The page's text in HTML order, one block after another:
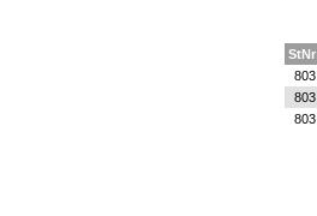
StNr
803
803
803